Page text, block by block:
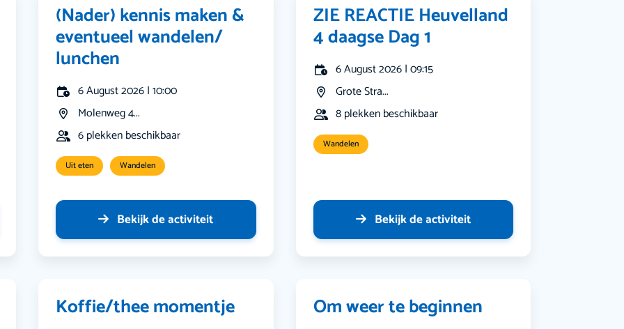
(Nader) kennis maken &
eventueel wandelen/
lunchen
6 August 2026 | 10:00
Molenweg 4...
6 plekken beschikbaar
Uit eten Wandelen
Bekijk de activiteit
ZIE REACTIE Heuvelland
4 daagse Dag 1
6 August 2026 | 09:15
Grote Stra...
8 plekken beschikbaar
Wandelen
Bekijk de activiteit
Koffie/thee momentje Om weer te beginnen